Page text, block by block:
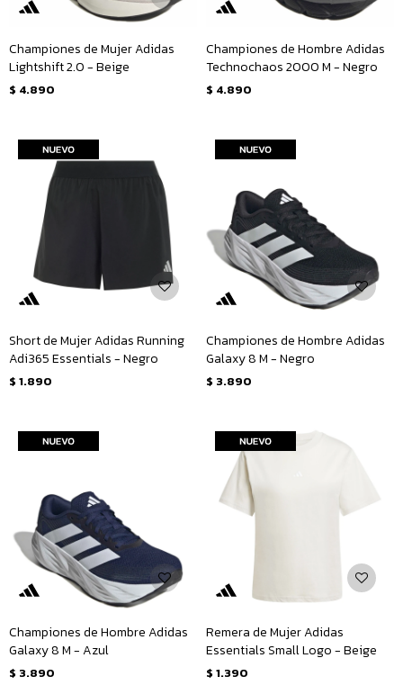
Championes de Mujer Adidas
Lightshift 2.0 - Beige
$ 4.890
Championes de Hombre Adidas
Technochaos 2000 M - Negro
$ 4.890
Short de Mujer Adidas Running
Adi365 Essentials - Negro
$ 1.890
Championes de Hombre Adidas
Galaxy 8 M - Negro
$ 3.890
Championes de Hombre Adidas
Galaxy 8 M - Azul
$ 3.890
Remera de Mujer Adidas
Essentials Small Logo - Beige
$ 1.390